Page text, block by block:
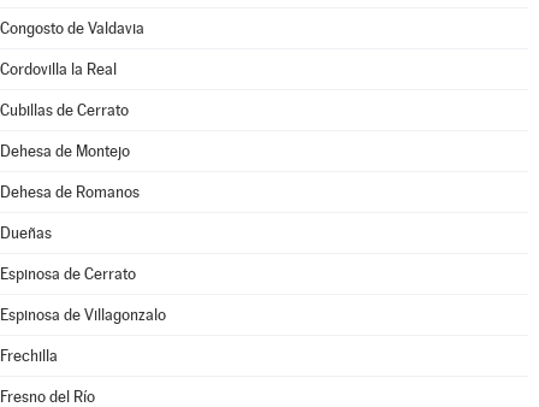
Congosto de Valdavia
Cordovilla la Real
Cubillas de Cerrato
Dehesa de Montejo
Dehesa de Romanos
Dueñas
Espinosa de Cerrato
Espinosa de Villagonzalo
Frechilla
Fresno del Río